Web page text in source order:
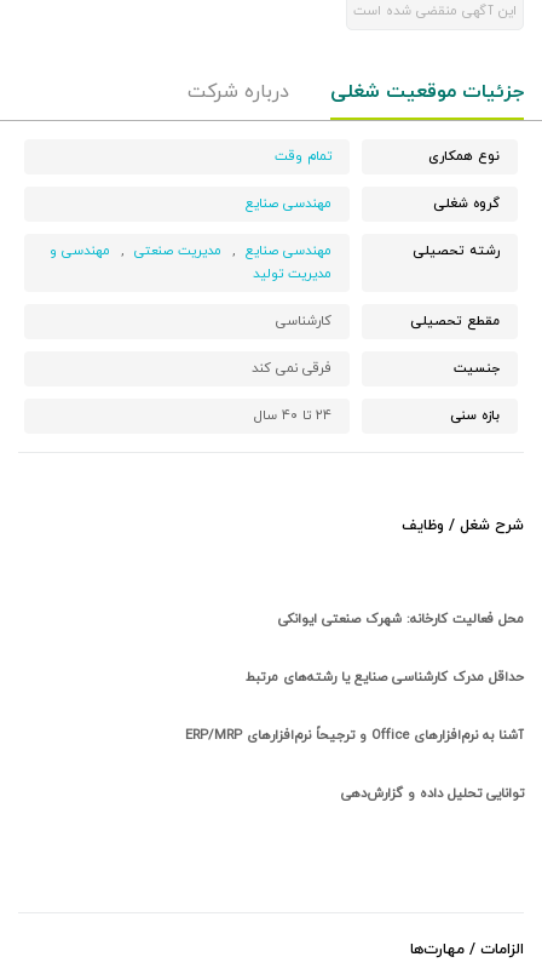
این آگهی منقضی شده است
جزئیات موقعیت شغلی درباره شرکت
نوع همکاری تمام وقت
گروه شغلی مهندسی صنایع
رشته تحصیلی مهندسی صنایع , مدیریت صنعتی ,
مهندسی و
مدیریت تولید
مقطع تحصیلی کارشناسی
جنسیت فرقی نمی کند
بازه سنی ۲۴ تا ۴۰ سال
شرح شغل / وظایف
محل فعالیت کارخانه: شهرک صنعتی ایوانکی
حداقل مدرک کارشناسی صنایع یا رشته‌های مرتبط
آشنا به نرم‌افزارهای Office و ترجیحاً نرم‌افزارهای ERP/MRP
توانایی تحلیل داده و گزارش‌دهی
الزامات / مهارت‌ها